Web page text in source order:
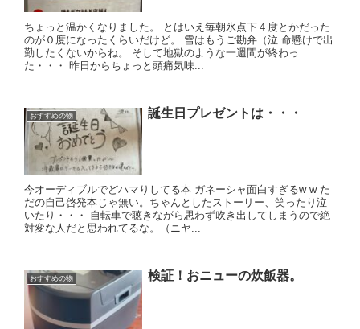
ちょっと温かくなりました。 とはいえ毎朝氷点下４度とかだった
のが０度になったくらいだけど。 雪はもうご勘弁（泣 命懸けで出
勤したくないからね。 そして地獄のような一週間が終わっ
た・・・ 昨日からちょっと頭痛気味...
おすすめの物 誕生日プレゼントは・・・
今オーディブルでどハマりしてる本 ガネーシャ面白すぎるw w た
だの自己啓発本じゃ無い。ちゃんとしたストーリー、笑ったり泣
いたり・・・ 自転車で聴きながら思わず吹き出してしまうので絶
対変な人だと思われてるな。（ニヤ...
おすすめの物 検証！おニューの炊飯器。